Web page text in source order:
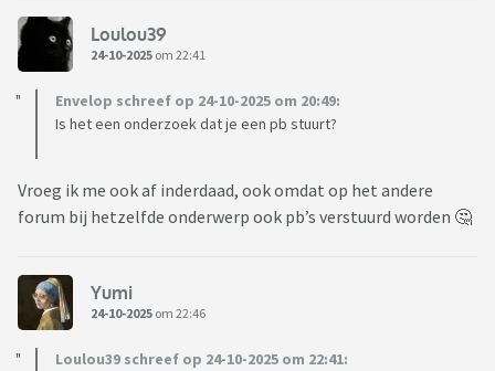
Loulou39
24-10-2025 om 22:41
Envelop schreef op 24-10-2025 om 20:49:
Is het een onderzoek dat je een pb stuurt?
Vroeg ik me ook af inderdaad, ook omdat op het andere
forum bij hetzelfde onderwerp ook pb’s verstuurd worden 🤔
Yumi
24-10-2025 om 22:46
Loulou39 schreef op 24-10-2025 om 22:41: